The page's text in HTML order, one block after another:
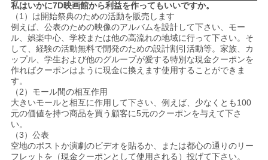
私はいかに7D映画館から利益を作ってもいいですか。
（1）は開始祭典のための活動を販売します
例えば、公表のための映像のアルバムを設計して下さい、モー
ル、娯楽中心、学校または他の高流れの地域に行って下さい。そ
して、経験の活動無料で開発のための設計割引活動等。家族、カ
ップル、学生および他のグループが愛する特別な現金クーポンを
作ればクーポンはように現金に換えます使用することができま
す。
（2）モール間の相互作用
大きいモールと相互に作用して下さい、例えば、少なくとも100
元の価値を持つ商品を買う顧客に5元のクーポンを与えて下さ
い。
（3）公表
空地のポストか演劇のビデオを貼るか、または都心の通りのリー
フレットを（現金クーポンとして使用される）投げて下さい。